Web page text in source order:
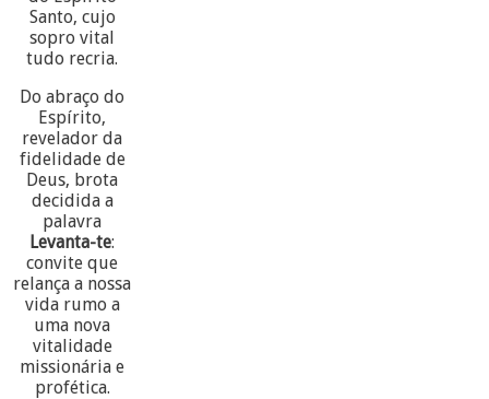
Santo, cujo
sopro vital
tudo recria.
Do abraço do
Espírito,
revelador da
fidelidade de
Deus, brota
decidida a
palavra
Levanta-te:
convite que
relança a nossa
vida rumo a
uma nova
vitalidade
missionária e
profética.